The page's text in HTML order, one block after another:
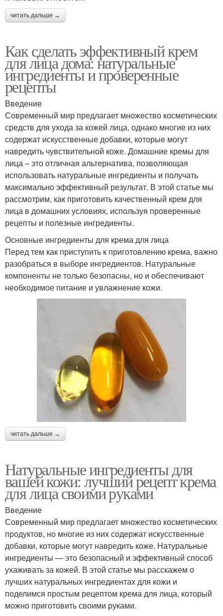
читать дальше →
Как сделать эффективный крем
для лица дома: натуральные
ингредиенты и проверенные
рецепты
Введение
Современный мир предлагает множество косметических
средств для ухода за кожей лица, однако многие из них
содержат искусственные добавки, которые могут
навредить чувствительной коже. Домашние кремы для
лица – это отличная альтернатива, позволяющая
использовать натуральные ингредиенты и получать
максимально эффективный результат. В этой статье мы
рассмотрим, как приготовить качественный крем для
лица в домашних условиях, используя проверенные
рецепты и полезные ингредиенты.
Основные ингредиенты для крема для лица
Перед тем как приступить к приготовлению крема, важно
разобраться в выборе ингредиентов. Натуральные
компоненты не только безопасны, но и обеспечивают
необходимое питание и увлажнение кожи.
читать дальше →
Натуральные ингредиенты для
вашей кожи: лучший рецепт крема
для лица своими руками
Введение
Современный мир предлагает множество косметических
продуктов, но многие из них содержат искусственные
добавки, которые могут навредить коже. Натуральные
ингредиенты — это безопасный и эффективный способ
ухаживать за кожей. В этой статье мы расскажем о
лучших натуральных ингредиентах для кожи и
поделимся простым рецептом крема для лица, который
можно приготовить своими руками.